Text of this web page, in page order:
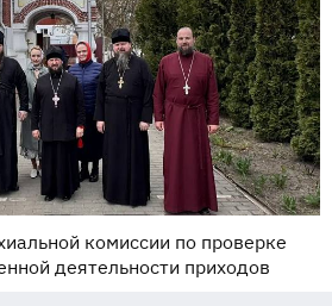
комиссии по проверке
деятельности приходов